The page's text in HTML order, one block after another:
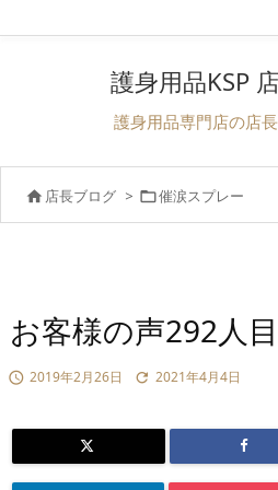
護身用品KSP
護身用品専門店の店
 店長ブログ > 催涙スプレー
お客様の声292人
 2019年2月26日  2021年4月4日